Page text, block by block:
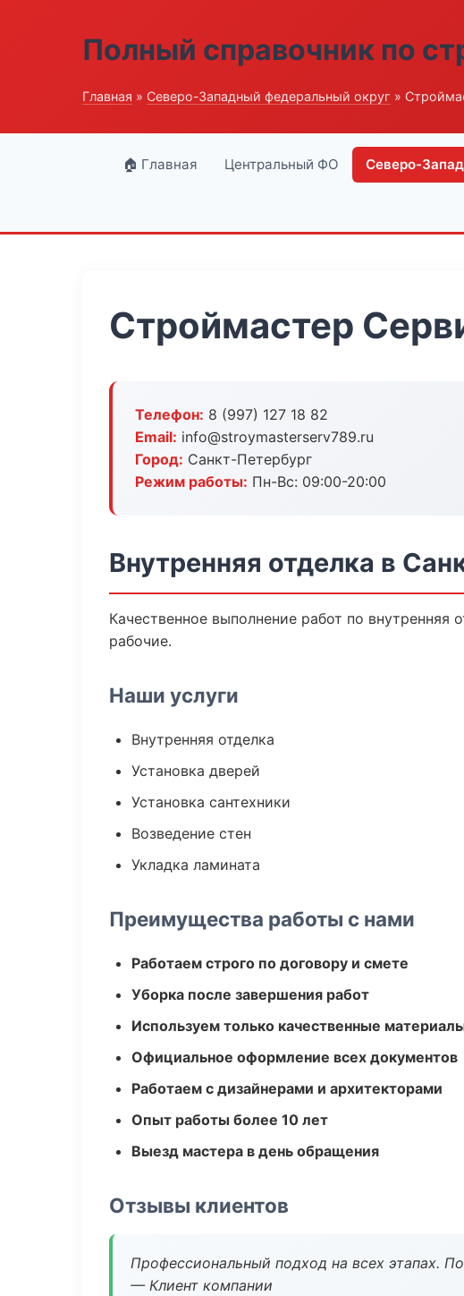
Полный справочник по
Главная » Северо-Западный федеральный округ »
🏠 Главная Центральный ФО Северо-
Строймастер
Телефон: 8 (997) 127 18 82
Email: info@stroymasterserv789.ru
Город: Санкт-Петербург
Режим работы: Пн-Вс: 09:00-20:00
Внутренняя отделка в
Качественное выполнение работ по
рабочие.
Наши услуги
Внутренняя отделка
Установка дверей
Установка сантехники
Возведение стен
Укладка ламината
Преимущества работы с нами
Работаем строго по договору и смете
Уборка после завершения работ
Используем только качественные
Официальное оформление всех документов
Работаем с дизайнерами и архитекторами
Опыт работы более 10 лет
Выезд мастера в день обращения
Отзывы клиентов
Профессиональный подход на всех этапах.
— Клиент компании